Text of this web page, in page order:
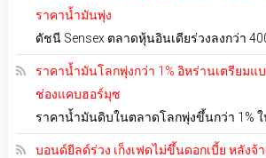
ราคาน้ำมันพุ่ง
ดัชนี Sensex ตลาดหุ้นอินเดียร่วงลงกว่า
ราคาน้ำมันโลกพุ่งกว่า 1% อิหร่านเตรียมแ
ช่องแคบฮอร์มุซ
ราคาน้ำมันดิบในตลาดโลกพุ่งขึ้นกว่า 1% ใ
บอนด์ยีลด์ร่วง เก็งเฟดไม่ขึ้นดอกเบี้ย หลังจ้